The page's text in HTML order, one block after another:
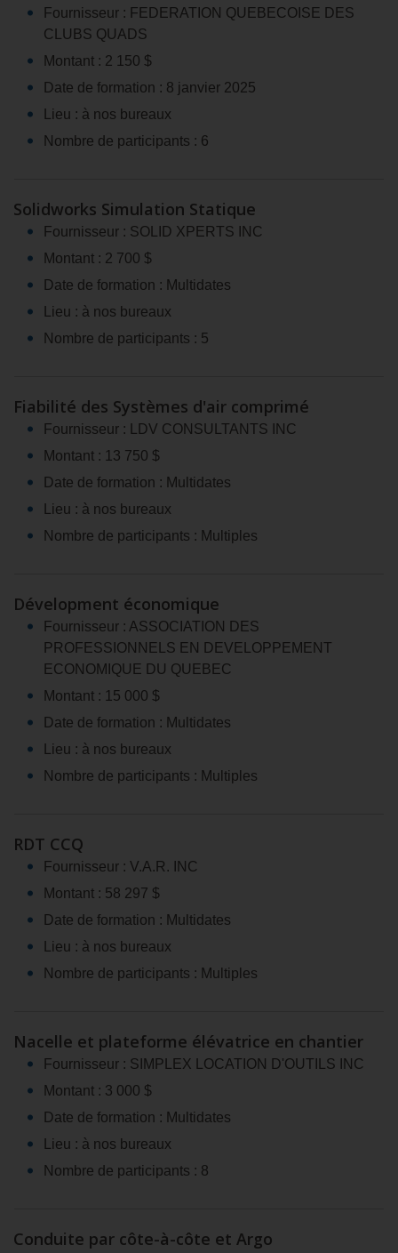
Fournisseur : FEDERATION QUEBECOISE DES
CLUBS QUADS
Montant : 2 150 $
Date de formation : 8 janvier 2025
Lieu : à nos bureaux
Nombre de participants : 6
Solidworks Simulation Statique
Fournisseur : SOLID XPERTS INC
Montant : 2 700 $
Date de formation : Multidates
Lieu : à nos bureaux
Nombre de participants : 5
Fiabilité des Systèmes d'air comprimé
Fournisseur : LDV CONSULTANTS INC
Montant : 13 750 $
Date de formation : Multidates
Lieu : à nos bureaux
Nombre de participants : Multiples
Dévelopment économique
Fournisseur : ASSOCIATION DES
PROFESSIONNELS EN DEVELOPPEMENT
ECONOMIQUE DU QUEBEC
Montant : 15 000 $
Date de formation : Multidates
Lieu : à nos bureaux
Nombre de participants : Multiples
RDT CCQ
Fournisseur : V.A.R. INC
Montant : 58 297 $
Date de formation : Multidates
Lieu : à nos bureaux
Nombre de participants : Multiples
Nacelle et plateforme élévatrice en chantier
Fournisseur : SIMPLEX LOCATION D'OUTILS INC
Montant : 3 000 $
Date de formation : Multidates
Lieu : à nos bureaux
Nombre de participants : 8
Conduite par côte-à-côte et Argo